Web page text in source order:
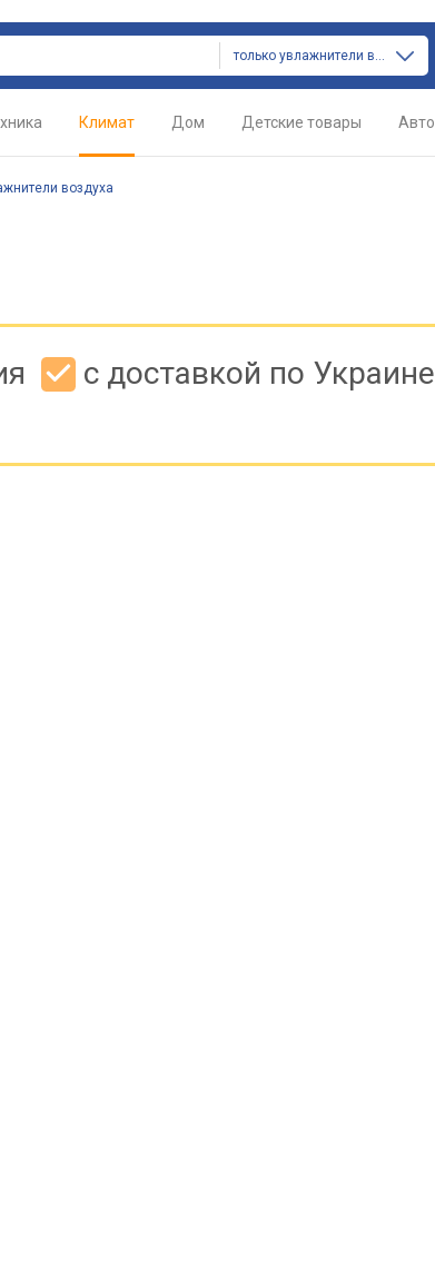
только увлажнители воздуха
Климат Дом Детские товары Авто
воздуха
с доставкой по Украине